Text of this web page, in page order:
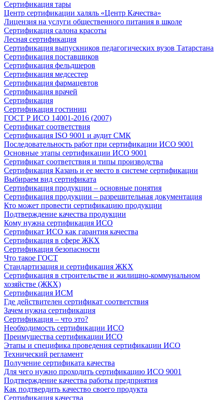
Сертификация тары
Центр сертификации халяль «Центр Качества»
Лицензия на услуги общественного питания в школе
Сертификация салона красоты
Лесная сертификация
Сертификация выпускников педагогических вузов Татарстана
Сертификация поставщиков
Сертификация фельдшеров
Сертификация медсестер
Сертификация фармацевтов
Сертификация врачей
Сертификация
Сертификация гостиниц
ГОСТ Р ИСО 14001-2016 (2007)
Сертификат соответствия
Сертификация ISO 9001 и аудит СМК
Последовательность работ при сертификации ИСО 9001
Основные этапы сертификации ИСО 9001
Сертификат соответствия и типы производства
Сертификация Казань и ее место в системе сертификации
Выбираем вид сертификата
Сертификация продукции – основные понятия
Сертификация продукции – разрешительная документация
Кто может провести сертификацию продукции
Подтверждение качества продукции
Кому нужна сертификация ИСО
Сертификат ИСО как гарантия качества
Сертификация в сфере ЖКХ
Сертификация безопасности
Что такое ГОСТ
Стандартизация и сертификация ЖКХ
Сертификация в строительстве и жилищно-коммунальном
хозяйстве (ЖКХ)
Сертификация ИСМ
Где действителен сертификат соответствия
Зачем нужна сертификация
Сертификация – что это?
Необходимость сертификации ИСО
Преимущества сертификации ИСО
Этапы и специфика проведения сертификации ИСО
Технический регламент
Получение сертификата качества
Для чего нужно проходить сертификацию ИСО 9001
Подтверждение качества работы предприятия
Как подтвердить качество своего продукта
Сертификация качества